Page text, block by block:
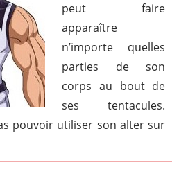
peut faire
apparaître
n’importe quelles
parties de son
corps au bout de
ses tentacules.
pouvoir utiliser son alter sur